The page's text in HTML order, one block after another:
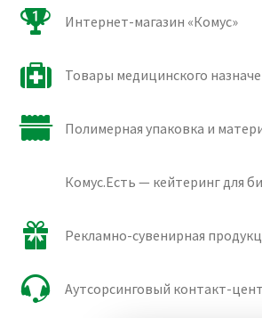
Интернет-магазин «Комус»
Товары медицинского
Полимерная упаковка и
Комус.Есть — кейтеринг для
Рекламно-сувенирная
Аутсорсинговый контакт-